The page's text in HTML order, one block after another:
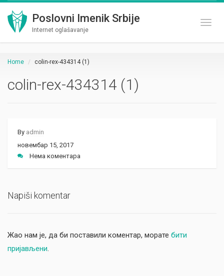
Poslovni Imenik Srbije
Internet oglašavanje
Home colin-rex-434314 (1)
colin-rex-434314 (1)
By admin
новембар 15, 2017
Нема коментара
Napiši komentar
Жао нам је, да би поставили коментар, морате бити
пријављени.